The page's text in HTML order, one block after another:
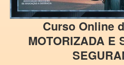
Curso Online
MOTORIZADA E